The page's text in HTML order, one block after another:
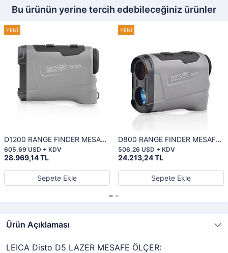
Bu ürünün yerine tercih edebileceğiniz ürünler
D1200 RANGE FINDER MESAFE
ÖLÇER
28.969,14 TL
605,69 USD + KDV
Sepete Ekle
D800 RANGE FINDER MESAFE
ÖLÇER
24.213,24 TL
506,26 USD + KDV
Sepete Ekle
Ürün Açıklaması
LEICA Disto D5 LAZER MESAFE ÖLÇER: